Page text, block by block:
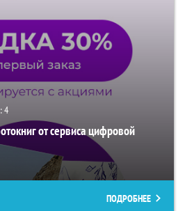
4
от сервиса цифровой
ПОДРОБНЕЕ